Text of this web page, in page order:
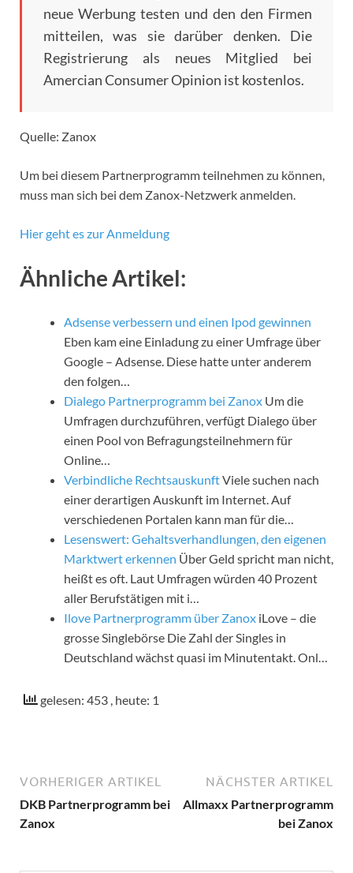
neue Werbung testen und den den Firmen
mitteilen, was sie darüber denken. Die
Registrierung als neues Mitglied bei
Amercian Consumer Opinion ist kostenlos.
Quelle: Zanox
Um bei diesem Partnerprogramm teilnehmen zu können,
muss man sich bei dem Zanox-Netzwerk anmelden.
Hier geht es zur Anmeldung
Ähnliche Artikel:
Adsense verbessern und einen Ipod gewinnen
Eben kam eine Einladung zu einer Umfrage über
Google – Adsense. Diese hatte unter anderem
den folgen…
Dialego Partnerprogramm bei Zanox Um die
Umfragen durchzuführen, verfügt Dialego über
einen Pool von Befragungsteilnehmern für
Online…
Verbindliche RechtsauskunftViele suchen nach
einer derartigen Auskunft im Internet. Auf
verschiedenen Portalen kann man für die…
Lesenswert: Gehaltsverhandlungen, den eigenen
Marktwert erkennen Über Geld spricht man nicht,
heißt es oft. Laut Umfragen würden 40 Prozent
aller Berufstätigen mit i…
Ilove Partnerprogramm über Zanox iLove – die
grosse Singlebörse Die Zahl der Singles in
Deutschland wächst quasi im Minutentakt. Onl…
gelesen: 453 , heute: 1
VORHERIGER ARTIKEL
DKB Partnerprogramm bei
Zanox
NÄCHSTER ARTIKEL
Allmaxx Partnerprogramm
bei Zanox